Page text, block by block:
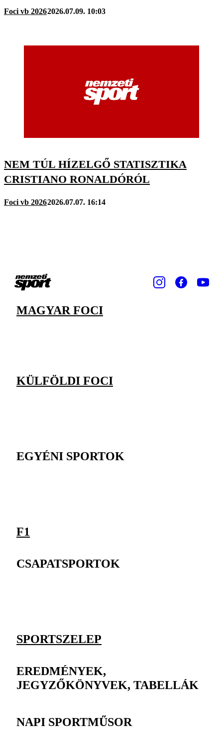
Foci vb 20262026.07.09. 10:03
NEM TÚL HÍZELGŐ STATISZTIKA
CRISTIANO RONALDÓRÓL
Foci vb 20262026.07.07. 16:14
MAGYAR FOCI
KÜLFÖLDI FOCI
EGYÉNI SPORTOK
F1
CSAPATSPORTOK
SPORTSZELEP
EREDMÉNYEK,
JEGYZŐKÖNYVEK, TABELLÁK
NAPI SPORTMŰSOR